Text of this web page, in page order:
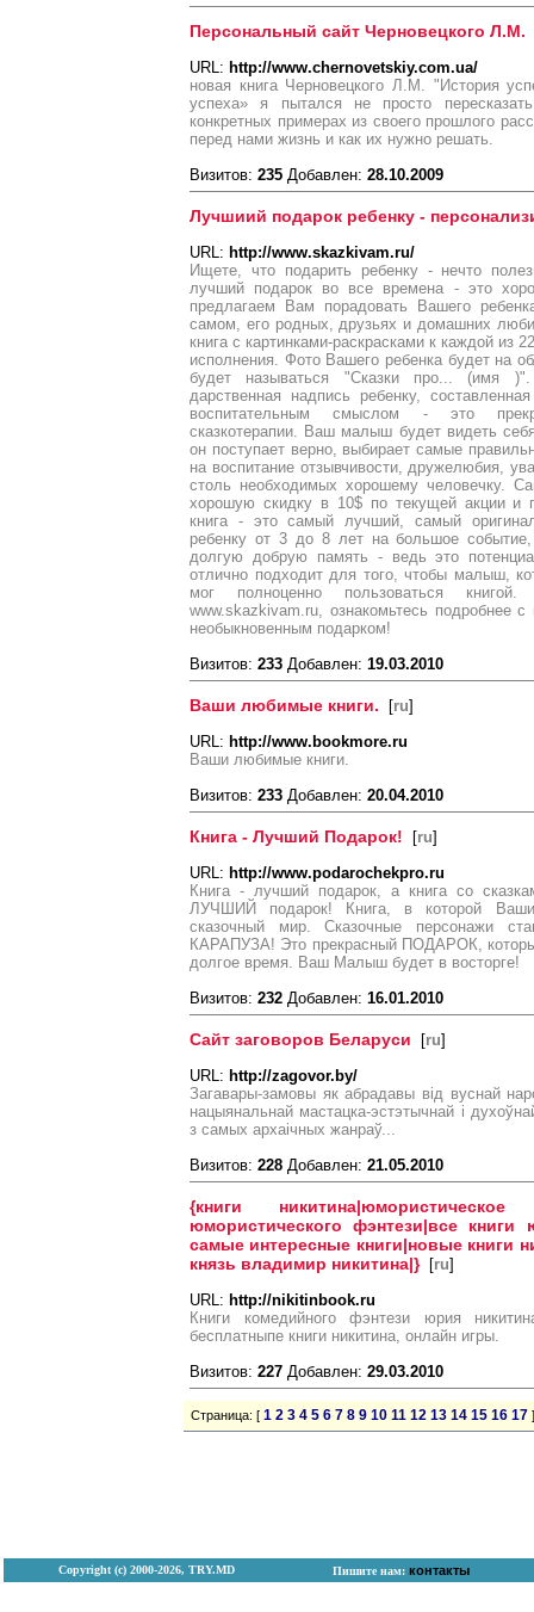
Персональный сайт Черновецкого Л.М.
URL: http://www.chernovetskiy.com.ua/
новая книга Черновецкого Л.М. "История
успеха» я пытался не просто
конкретных примерах из своего прошлого
перед нами жизнь и как их нужно решать.
Визитов: 235 Добавлен: 28.10.2009
Лучшиий подарок ребенку -
URL: http://www.skazkivam.ru/
Ищете, что подарить ребенку - нечто
лучший подарок во все времена - это
предлагаем Вам порадовать Вашего
самом, его родных, друзьях и домашних
книга с картинками-раскрасками к каждой из
исполнения. Фото Вашего ребенка будет на
будет называться "Сказки про... (имя
дарственная надпись ребенку,
воспитательным смыслом - это
сказкотерапии. Ваш малыш будет видеть
он поступает верно, выбирает самые
на воспитание отзывчивости, дружелюбия,
столь необходимых хорошему человечку.
хорошую скидку в 10$ по текущей акции и
книга - это самый лучший, самый
ребенку от 3 до 8 лет на большое
долгую добрую память - ведь это
отлично подходит для того, чтобы малыш,
мог полноценно пользоваться
www.skazkivam.ru, ознакомьтесь подробнее
необыкновенным подарком!
Визитов: 233 Добавлен: 19.03.2010
Ваши любимые книги. [ru]
URL: http://www.bookmore.ru
Ваши любимые книги.
Визитов: 233 Добавлен: 20.04.2010
Книга - Лучший Подарок! [ru]
URL: http://www.podarochekpro.ru
Книга - лучший подарок, а книга со
ЛУЧШИЙ подарок! Книга, в которой
сказочный мир. Сказочные персонажи
КАРАПУЗА! Это прекрасный ПОДАРОК,
долгое время. Ваш Малыш будет в восторге!
Визитов: 232 Добавлен: 16.01.2010
Сайт заговоров Беларуси [ru]
URL: http://zagovor.by/
Загавары-замовы як абрадавы від вуснай
нацыянальнай мастацка-эстэтычнай і
з самых архаічных жанраў...
Визитов: 228 Добавлен: 21.05.2010
{книги
юмористического фэнтези|все книги
самые интересные книги|новые книги
князь владимир никитина|}[ru]
URL: http://nikitinbook.ru
Книги комедийного фэнтези юрия
бесплатныпе книги никитина, онлайн игры.
Визитов: 227 Добавлен: 29.03.2010
Страница: [ 1 2 3 4 5 6 7 8 9 10 11 12 13 14 15 16 17 ]
Copyright (с) 2000-2026, TRY.MD Пишите нам: контакты